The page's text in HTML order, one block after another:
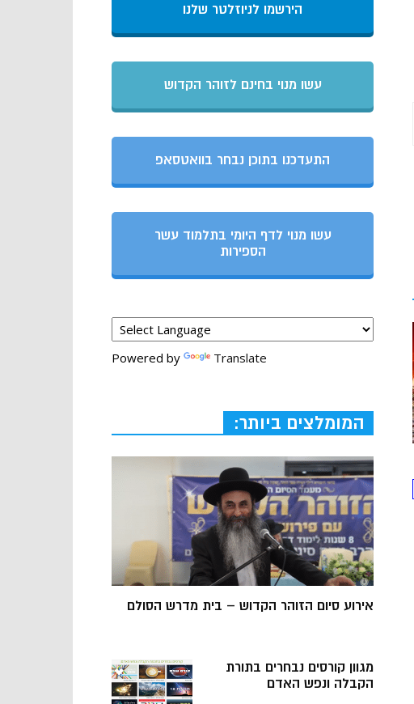
הירשמו לניוזלטר שלנו
עשו מנוי בחינם לזוהר הקדוש
התעדכנו בתוכן נבחר בוואטסאפ
עשו מנוי לדף היומי בתלמוד עשר
הספירות
Powered by Translate
המומלצים ביותר:
אירוע סיום הזוהר הקדוש – בית מדרש הסולם
מגוון קורסים נבחרים בתורת
הקבלה ונפש האדם